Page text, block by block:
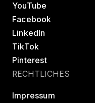
YouTube
Facebook
LinkedIn
TikTok
Pinterest
RECHTLICHES
Impressum